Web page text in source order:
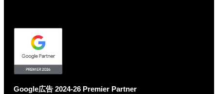
Google広告 2024-26 Premier Partner